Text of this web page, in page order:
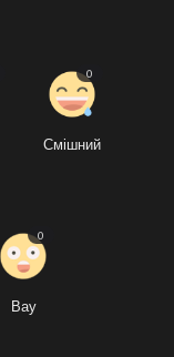
Смішний
0
Вау
0